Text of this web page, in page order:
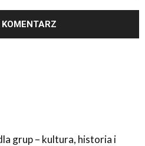
grup – kultura, historia i